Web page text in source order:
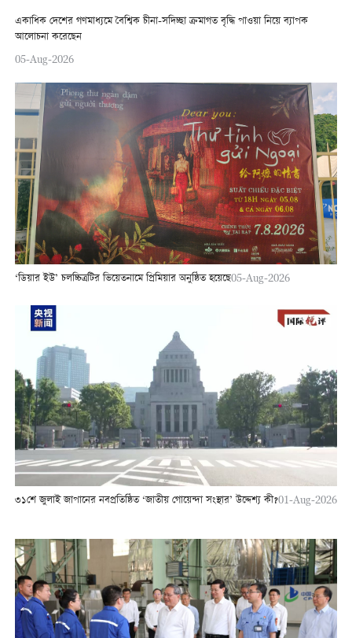
একাধিক দেশের গণমাধ্যমে বৈশ্বিক চীনা-সদিচ্ছা ক্রমাগত বৃদ্ধি পাওয়া নিয়ে ব্যাপক
আলোচনা করেছেন
05-Aug-2026
‘ডিয়ার ইউ’ চলচ্চিত্রটির ভিয়েতনামে প্রিমিয়ার অনুষ্ঠিত হয়েছে05-Aug-2026
৩১শে জুলাই জাপানের নবপ্রতিষ্ঠিত ‘জাতীয় গোয়েন্দা সংস্থার’ উদ্দেশ্য কী?01-Aug-2026